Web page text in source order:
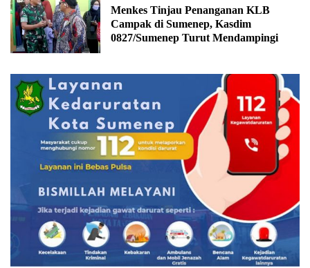
Menkes Tinjau Penanganan KLB
Campak di Sumenep, Kasdim
0827/Sumenep Turut Mendampingi